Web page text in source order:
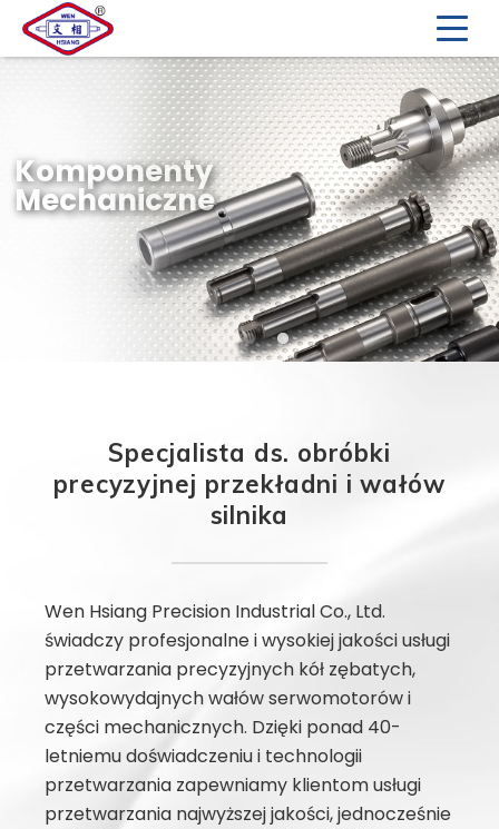
Przekładnie
Precyzyjne
Specjalista ds. obróbki
precyzyjnej przekładni i wałów
silnika
Wen Hsiang Precision Industrial Co., Ltd.
świadczy profesjonalne i wysokiej jakości usługi
przetwarzania precyzyjnych kół zębatych,
wysokowydajnych wałów serwomotorów i
części mechanicznych. Dzięki ponad 40-
letniemu doświadczeniu i technologii
przetwarzania zapewniamy klientom usługi
przetwarzania najwyższej jakości, jednocześnie